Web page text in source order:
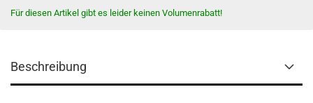
Für diesen Artikel gibt es leider keinen Volumenrabatt!
Beschreibung